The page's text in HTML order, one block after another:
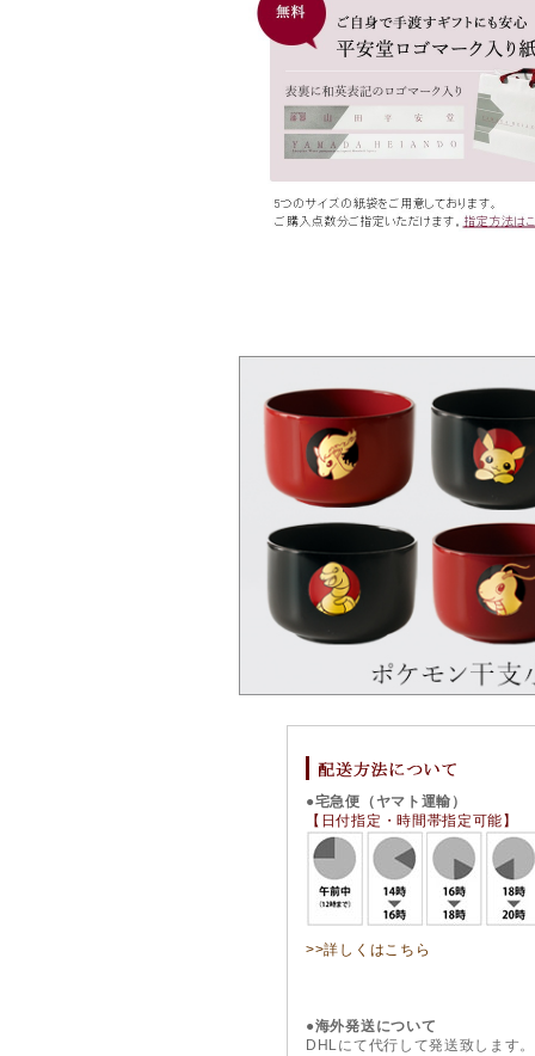
●宅急便（ヤマト運輸）
【日付指定・時間帯指定可能】
>>詳しくはこちら
●海外発送について
DHLにて代行して発送致します。